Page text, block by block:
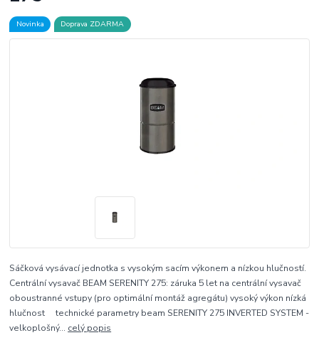
Novinka Doprava ZDARMA
Sáčková vysávací jednotka s vysokým sacím výkonem a nízkou hlučností.
Centrální vysavač BEAM SERENITY 275: záruka 5 let na centrální vysavač
oboustranné vstupy (pro optimální montáž agregátu) vysoký výkon nízká
hlučnost technické parametry beam SERENITY 275 INVERTED SYSTEM -
velkoplošný... celý popis